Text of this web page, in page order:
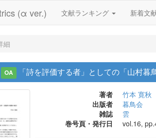
(α ver.) 文献ランキング 新着文
細
OA 「詩を評価する者」としての「山村
著者
竹本 寛秋
出版者
暮鳥会
雑誌
雲
巻号頁・発行日
vol.16,